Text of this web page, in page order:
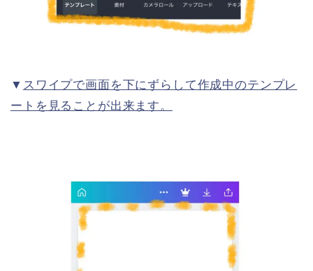
▼ スワイプで画面を下にずらして作成中のテンプレ
ートを見ることが出来ます。